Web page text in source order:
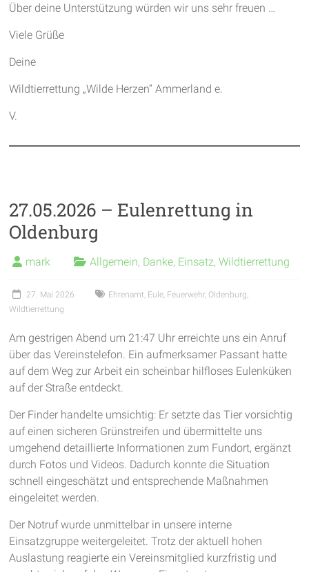
Über deine Unterstützung würden wir uns sehr freuen …
Viele Grüße
Deine
Wildtierrettung „Wilde Herzen“ Ammerland e.
V.
27.05.2026 – Eulenrettung in
Oldenburg
mark Allgemein, Danke, Einsatz,Wildtierrettung
27. Mai 2026 Ehrenamt Eule Feuerwehr, Oldenburg
Wildtierrettung
Am gestrigen Abend um 21:47 Uhr erreichte uns ein Anruf
über das Vereinstelefon. Ein aufmerksamer Passant hatte
auf dem Weg zur Arbeit ein scheinbar hilfloses Eulenküken
auf der Straße entdeckt.
Der Finder handelte umsichtig: Er setzte das Tier vorsichtig
auf einen sicheren Grünstreifen und übermittelte uns
umgehend detaillierte Informationen zum Fundort, ergänzt
durch Fotos und Videos. Dadurch konnte die Situation
schnell eingeschätzt und entsprechende Maßnahmen
eingeleitet werden.
Der Notruf wurde unmittelbar in unsere interne
Einsatzgruppe weitergeleitet. Trotz der aktuell hohen
Auslastung reagierte ein Vereinsmitglied kurzfristig und